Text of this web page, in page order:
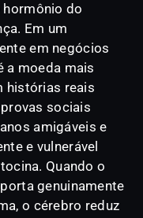
do
Em um
em negócios
a moeda mais
histórias reais
sociais
amigáveis e
e vulnerável
Quando o
genuinamente
o cérebro reduz